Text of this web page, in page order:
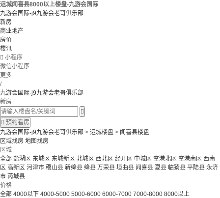
运城闻喜县8000以上楼盘-九游会国际
九游会国际-j9九游会老哥俱乐部
新房
商业地产
房价
楼讯
 小程序
微信小程序
更多
/
九游会国际-j9九游会老哥俱乐部
新房

 预约看房
九游会国际-j9九游会老哥俱乐部 > 运城楼盘 > 闻喜县楼盘
区域找房 地图找房
区域
全部 盐湖区 东城区 东城新区 北城区 西北区 经开区 中城区 空港北区 空港南区 西南
区 高新区 河津市 稷山县 新绛县 绛县 万荣县 垣曲县 闻喜县 夏县 临猗县 平陆县 永济
市 芮城县
价格
全部 4000以下 4000-5000 5000-6000 6000-7000 7000-8000 8000以上